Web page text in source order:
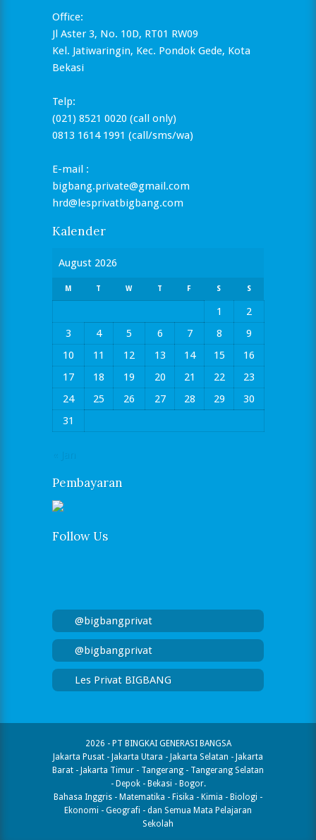
Office:
Jl Aster 3, No. 10D, RT01 RW09
Kel. Jatiwaringin, Kec. Pondok Gede, Kota
Bekasi
Telp:
(021) 8521 0020 (call only)
0813 1614 1991 (call/sms/wa)
E-mail :
bigbang.private@gmail.com
hrd@lesprivatbigbang.com
Kalender
August 2026
M T W T F S S
1
2
3
4 5 6 7 8
9
10
11 12 13 14 15
16
17
18 19 20 21 22
23
24
25 26 27 28 29
30
31
Pembayaran
Follow Us
@bigbangprivat
@bigbangprivat
Les Privat BIGBANG
2026 - PT BINGKAI GENERASI BANGSA
Jakarta Pusat - Jakarta Utara - Jakarta Selatan - Jakarta
Barat - Jakarta Timur - Tangerang - Tangerang Selatan
- Depok - Bekasi - Bogor.
Bahasa Inggris - Matematika - Fisika - Kimia - Biologi -
Ekonomi - Geografi​ - dan Semua Mata Pelajaran
Sekolah